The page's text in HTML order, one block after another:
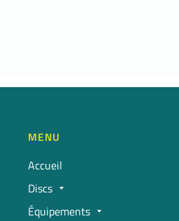
MENU
Accueil
Discs
Équipements